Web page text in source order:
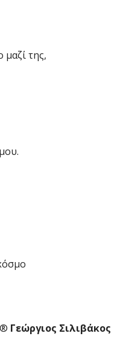
της,
Γεώργιος Σιλιβάκος